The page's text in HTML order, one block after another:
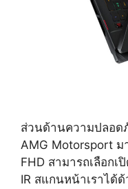
ส่วนด้านความปลอด
AMG Motorsport ม
FHD สามารถเลือก
IR สแกนหน้าเราได้